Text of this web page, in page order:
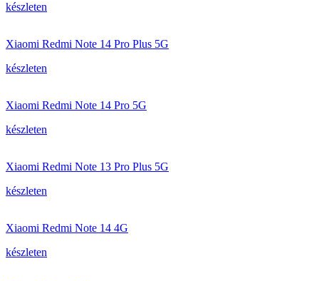
készleten
Xiaomi Redmi Note 14 Pro Plus 5G
készleten
Xiaomi Redmi Note 14 Pro 5G
készleten
Xiaomi Redmi Note 13 Pro Plus 5G
készleten
Xiaomi Redmi Note 14 4G
készleten